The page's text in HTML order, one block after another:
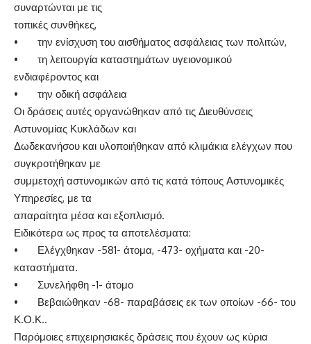
συναρτώνται με τις
τοπικές συνθήκες,
• την ενίσχυση του αισθήματος ασφάλειας των πολιτών,
• τη λειτουργία καταστημάτων υγειονομικού
ενδιαφέροντος και
• την οδική ασφάλεια
Οι δράσεις αυτές οργανώθηκαν από τις Διευθύνσεις
Αστυνομίας Κυκλάδων και
Δωδεκανήσου και υλοποιήθηκαν από κλιμάκια ελέγχων που
συγκροτήθηκαν με
συμμετοχή αστυνομικών από τις κατά τόπους Αστυνομικές
Υπηρεσίες, με τα
απαραίτητα μέσα και εξοπλισμό.
Ειδικότερα ως προς τα αποτελέσματα:
• Ελέγχθηκαν -581- άτομα, -473- οχήματα και -20-
καταστήματα.
• Συνελήφθη -1- άτομο
• Βεβαιώθηκαν -68- παραβάσεις εκ των οποίων -66- του
Κ.Ο.Κ..
Παρόμοιες επιχειρησιακές δράσεις που έχουν ως κύρια